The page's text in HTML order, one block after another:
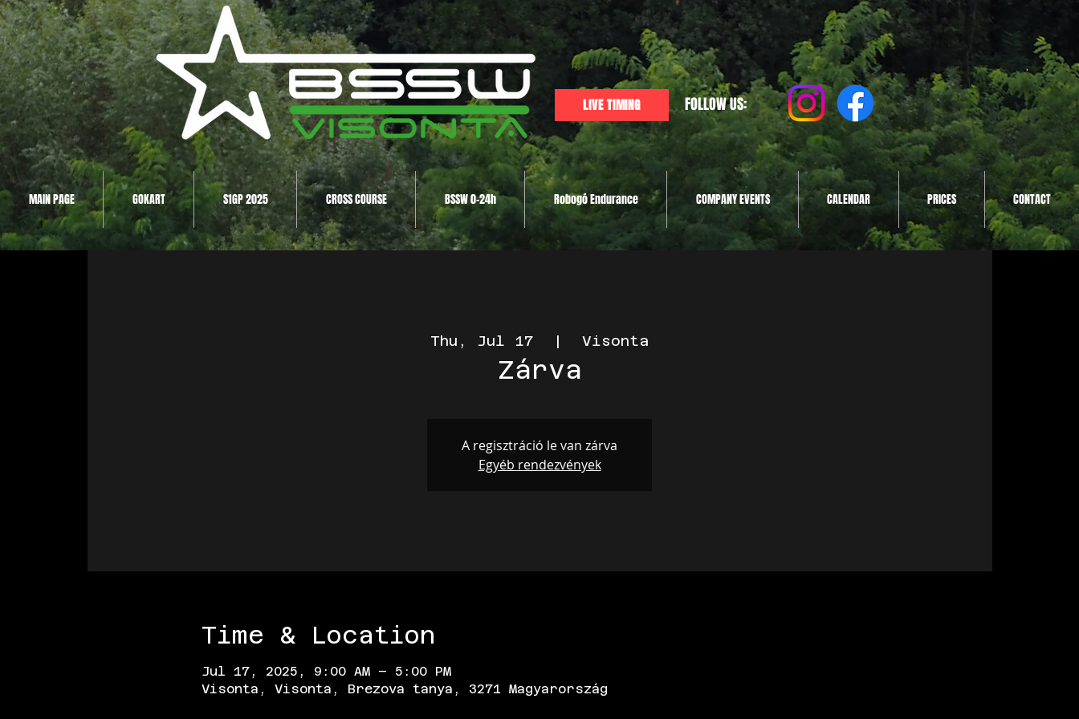
LIVE TIMING FOLLOW US:
MAIN PAGE GOKART S1GP 2025 CROSS COURSE BSSW 0-24h Robogó Endurance COMPANY EVENTS CALENDAR PRICES CONTACT
Thu, Jul 17
  |
Visonta
Zárva
A regisztráció le van zárva
Egyéb rendezvények
Time & Location
Jul 17, 2025, 9:00 AM – 5:00 PM
Visonta, Visonta, Brezova tanya, 3271 Magyarország